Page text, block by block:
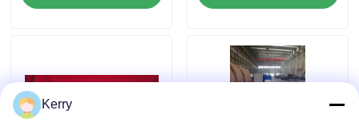
laboratorio di strutture in acciaio
Kerry